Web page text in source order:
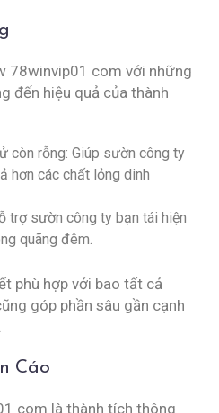
78winvip01 com với những
đến hiệu quả của thành
còn rỗng: Giúp sườn công ty
hơn các chất lỏng dinh
trợ sườn công ty bạn tái hiện
quãng đêm.
phù hợp với bao tất cả
góp phần sâu gần cạnh
Cáo
com là thành tích thông